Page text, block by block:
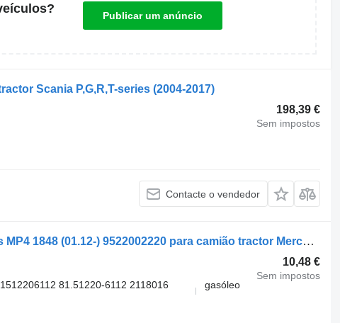
Publicar um anúncio
Scania P,G,R,T-series (2004-2017)
198,39 €
Sem impostos
Contacte o vendedor
Mangueira Mercedes-Benz Actros MP4 1848 (01.12-) 9522002220 para camião tractor Mercedes-Benz Actros MP4 Antos Arocs (2012-)
10,48 €
Sem impostos
81.51220-6112 2118016
gasóleo